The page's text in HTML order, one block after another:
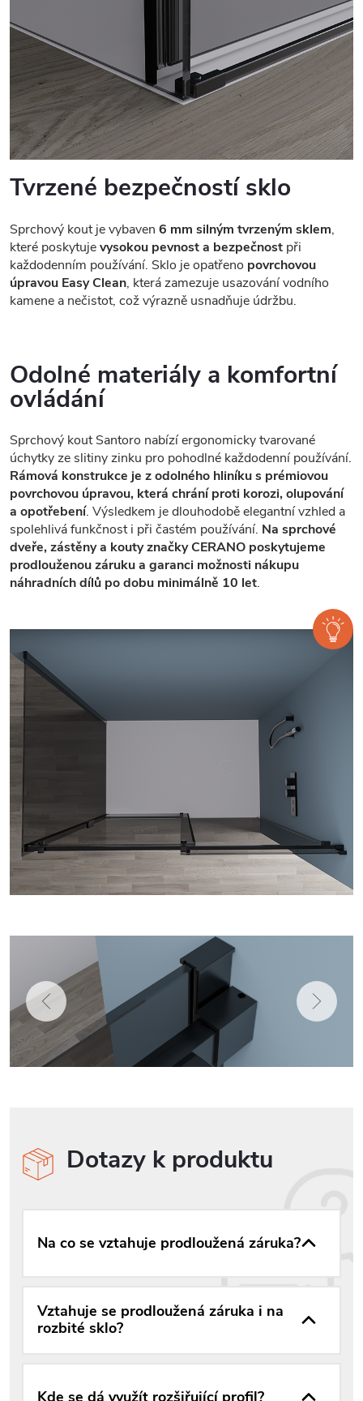
Tvrzené bezpečností sklo
Sprchový kout je vybaven 6 mm silným tvrzeným sklem,
které poskytujevysokou pevnost a bezpečnost při
každodenním používání. Sklo je opatřeno povrchovou
úpravou Easy Clean, která zamezuje usazování vodního
kamene a nečistot, což výrazně usnadňuje údržbu.
Odolné materiály a komfortní
ovládání
Sprchový kout Santoro nabízí ergonomicky tvarované
úchytky ze slitiny zinku pro pohodlné každodenní používání.
Rámová konstrukce je z odolného hliníku s prémiovou
povrchovou úpravou, která chrání proti korozi, olupování
a opotřebení. Výsledkem je dlouhodobě elegantní vzhled a
spolehlivá funkčnost i při častém používání. Na sprchové
dveře, zástěny a kouty značky CERANO poskytujeme
prodlouženou záruku a garanci možnosti nákupu
náhradních dílů po dobu minimálně 10 let.
Dotazy k produktu
Na co se vztahuje prodloužená záruka?
Vztahuje se prodloužená záruka i na
rozbité sklo?
Kde se dá využít rozšiřující profil?